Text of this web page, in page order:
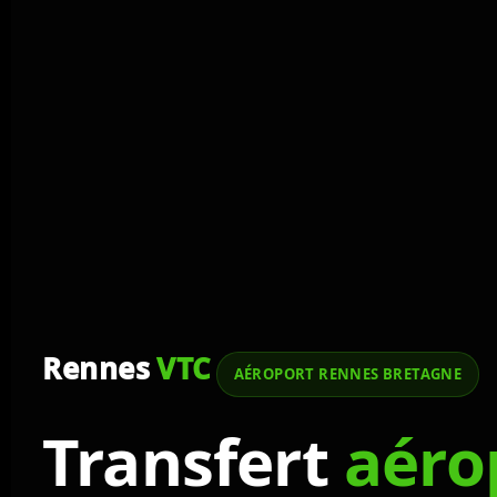
RennesVTC AÉROPORT RENNES BRETAGNE
Transfert